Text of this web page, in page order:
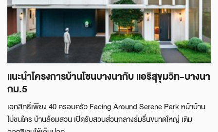
แนะนำโครงการบ้านโซนบางนากับ แอริสุขุมวิท-บางนา
กม.5
เอกสิทธิ์เพียง 40 ครอบครัว Facing Around Serene Park หน้าบ้าน
ไม่ชนใคร บ้านล้อมสวน เปิดรับสวนส่วนกลางร่มรื่นขนาดใหญ่ เติม